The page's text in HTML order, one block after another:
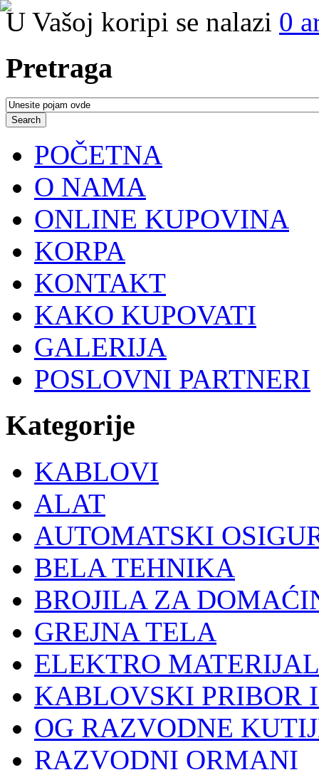
U Vašoj koripi se nalazi 0
Pretraga
POČETNA
O NAMA
ONLINE KUPOVINA
KORPA
KONTAKT
KAKO KUPOVATI
GALERIJA
POSLOVNI PARTNERI
Kategorije
KABLOVI
ALAT
AUTOMATSKI
BELA TEHNIKA
BROJILA ZA
GREJNA TELA
ELEKTRO MATERIJAL
KABLOVSKI PRIBOR
OG RAZVODNE
RAZVODNI ORMANI